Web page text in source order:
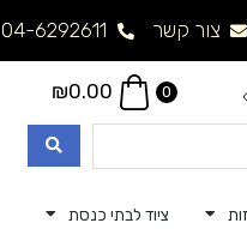
צור קשר 04-6292611
0
₪0.00
ציוד לבתי כנסת